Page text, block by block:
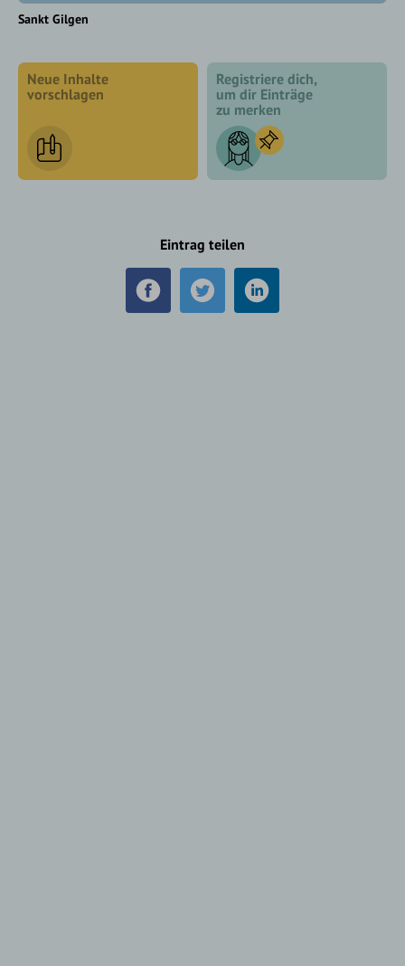
Sankt Gilgen
Neue Inhalte
vorschlagen
Registriere dich,
um dir Einträge
zu merken
Eintrag teilen